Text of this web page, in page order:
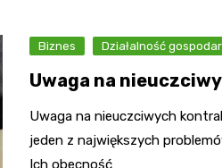
Biznes Działalność
Uwaga na
Uwaga na nieuczciwych
jeden z największych
Ich obecność